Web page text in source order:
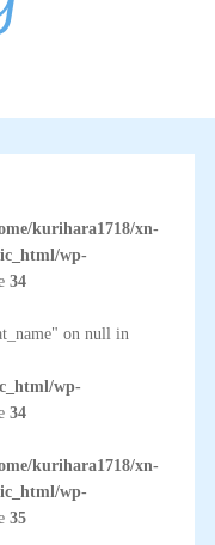
kurihara1718/xn-
wp-
34
on null in
wp-
34
kurihara1718/xn-
wp-
35